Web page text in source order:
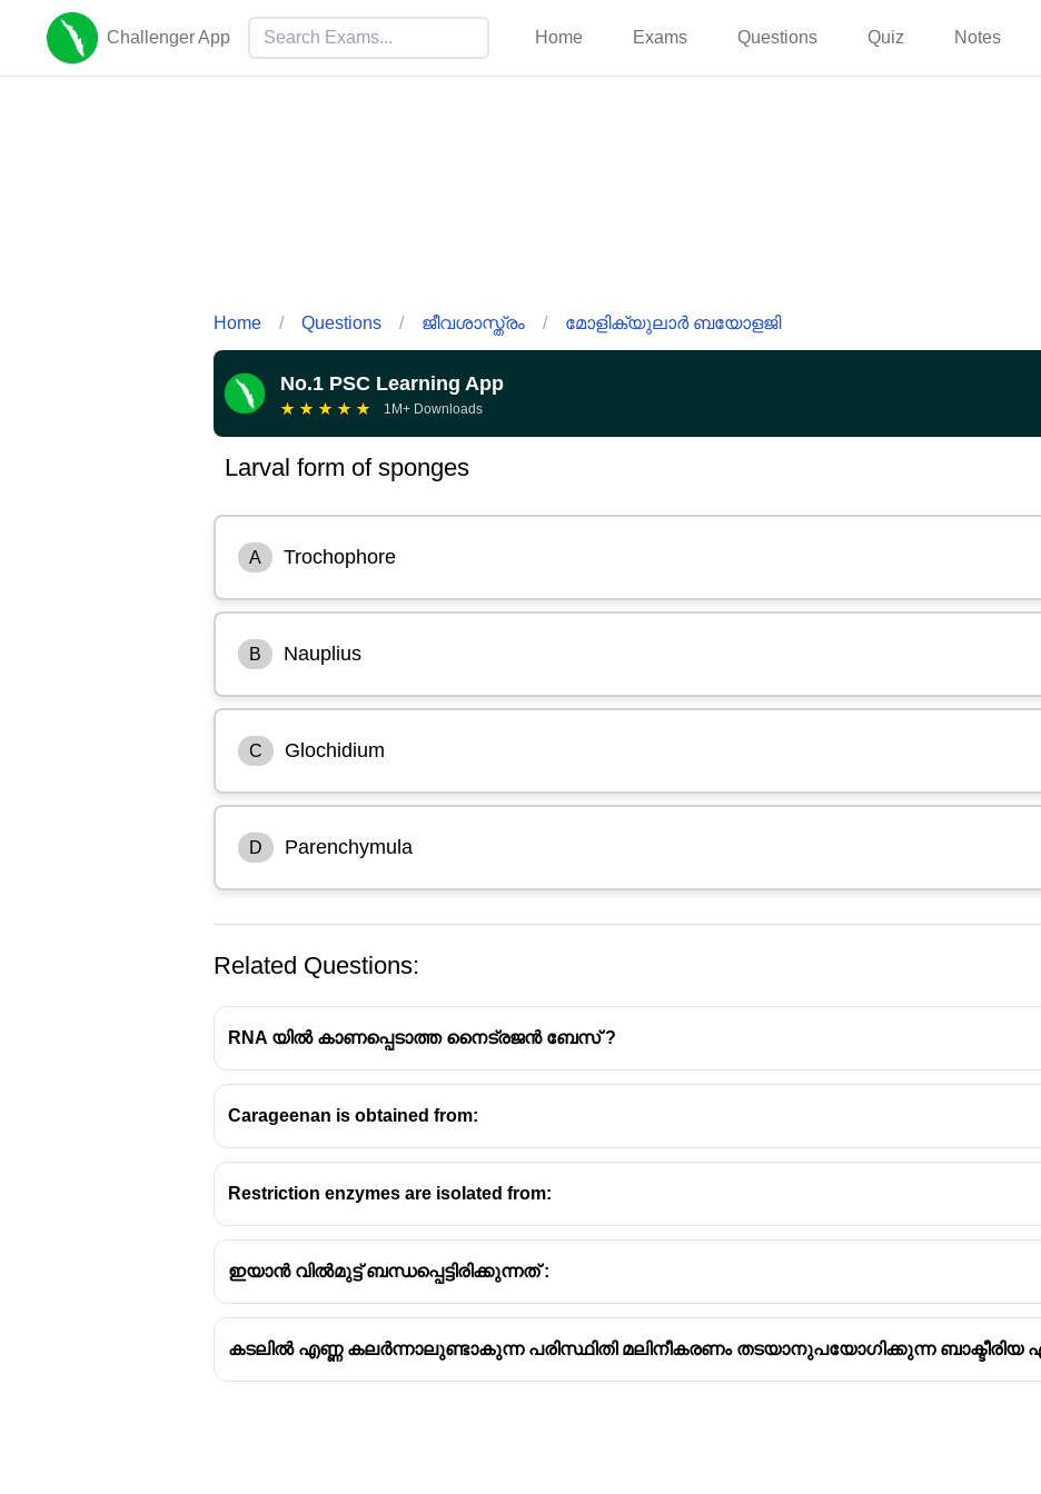
Challenger App Home Exams Questions Quiz Notes
Home / Questions / ജീവശാസ്ത്രം / മോളിക്യുലാർ ബയോളജി
No.1 PSC Learning App
★ ★ ★ ★ ★ 1M+ Downloads
Larval form of sponges
A Trochophore
B Nauplius
C Glochidium
D Parenchymula
Related Questions:
RNA യിൽ കാണപ്പെടാത്ത നൈട്രജൻ ബേസ് ?
Carageenan is obtained from:
Restriction enzymes are isolated from:
ഇയാൻ വിൽമുട്ട് ബന്ധപ്പെട്ടിരിക്കുന്നത് :
കടലിൽ എണ്ണ കലർന്നാലുണ്ടാകുന്ന പരിസ്ഥിതി മലിനീകരണം തടയാനുപയോഗിക്കുന്ന ബാക്ടീരിയ